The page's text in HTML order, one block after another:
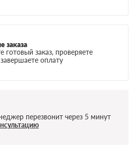
заказа
готовый заказ, проверяете
оплату
перезвонит через 5 минут